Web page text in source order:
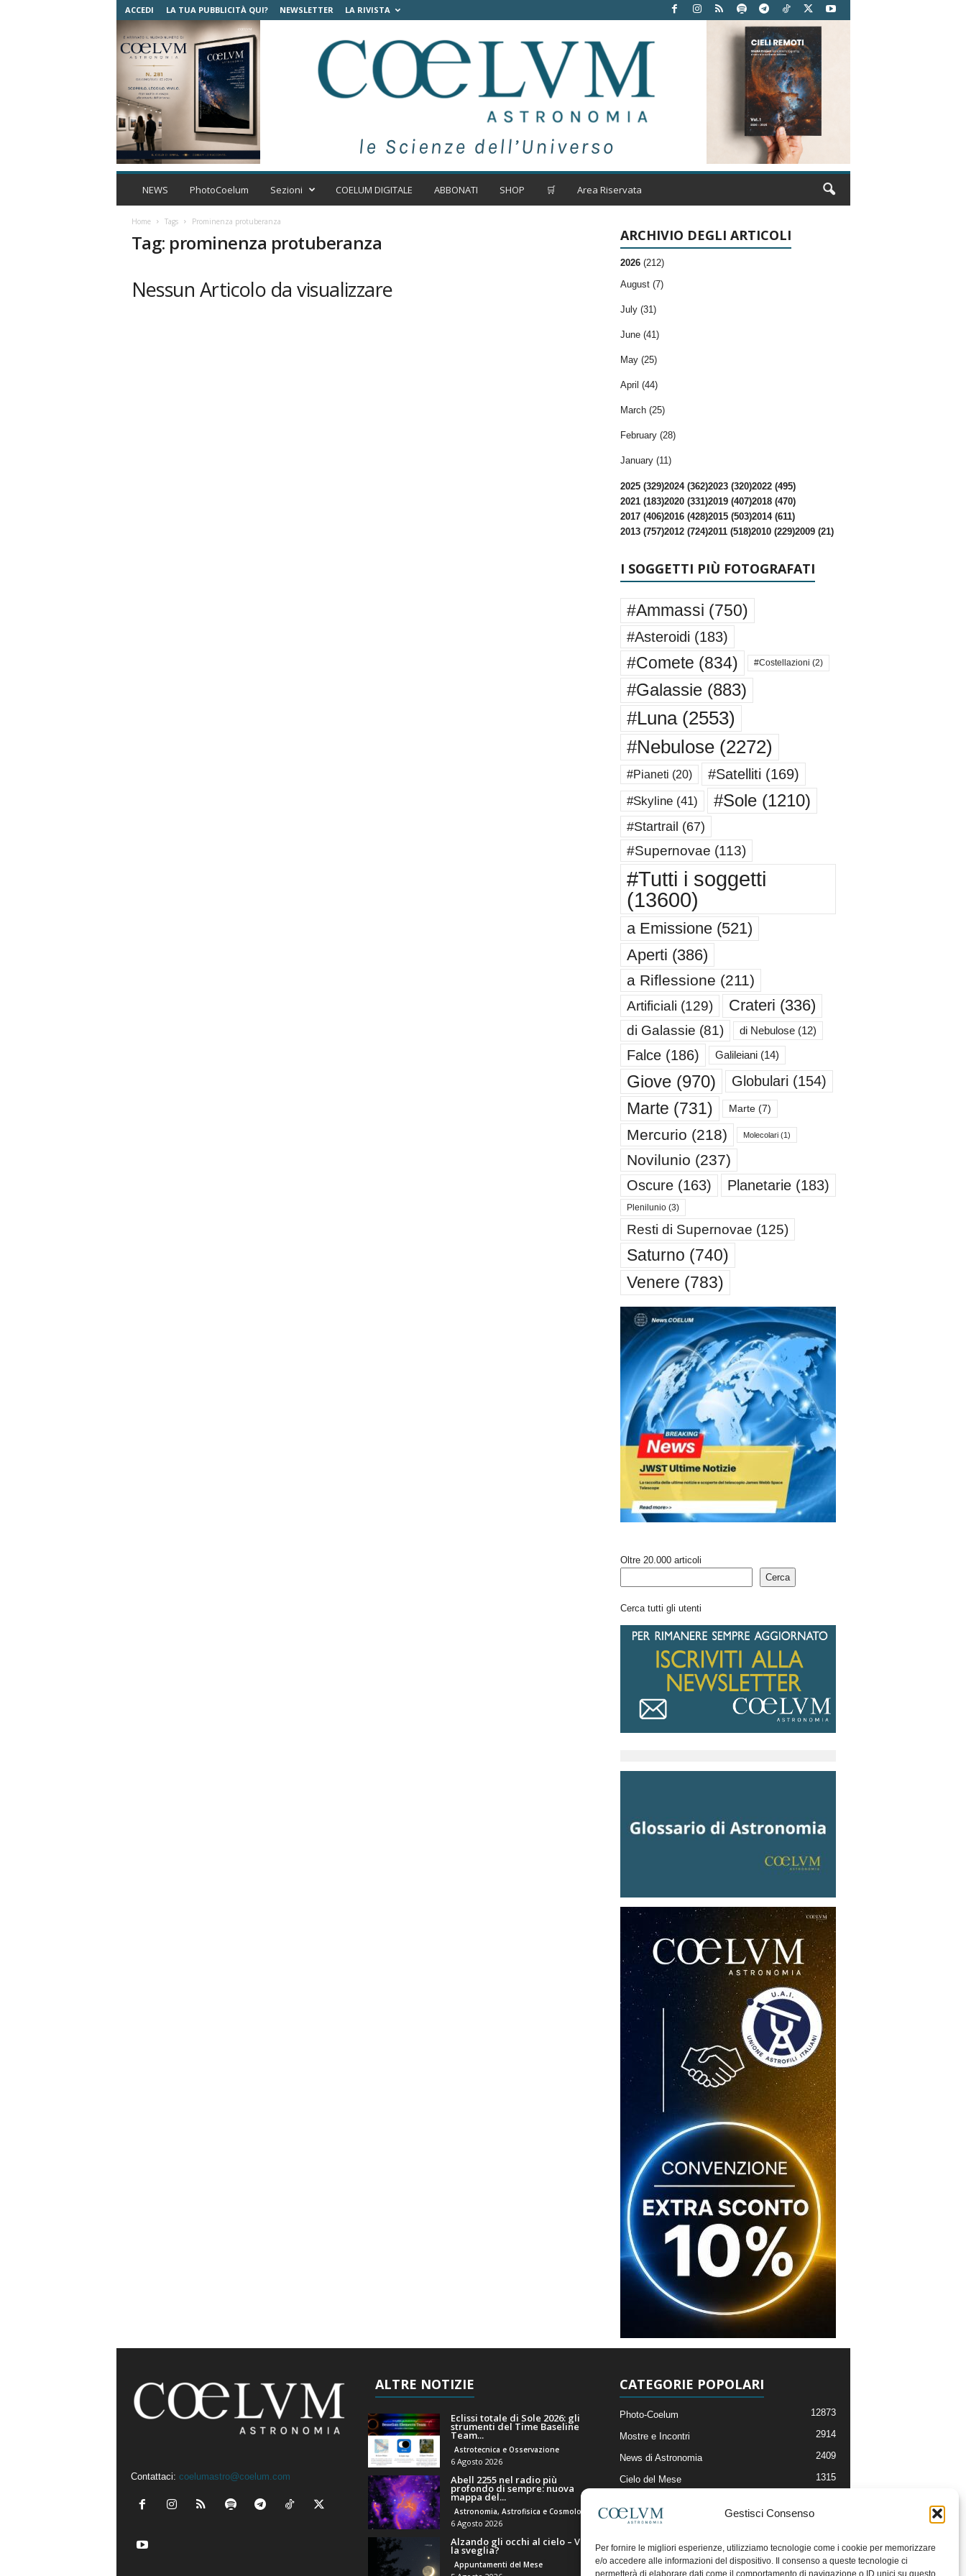
Gestisci Consenso
Per fornire le migliori esperienze, utilizziamo tecnologie come i cookie per memorizzare
e/o accedere alle informazioni del dispositivo. Il consenso a queste tecnologie ci
permetterà di elaborare dati come il comportamento di navigazione o ID unici su questo
ACCEDI LA TUA PUBBLICITÀ QUI? NEWSLETTER LA RIVISTA
C
m
t
NEWS PhotoCoelum Sezioni COELUM DIGITALE ABBONATI SHOP 🛒 Area Riservata
Home Tags Prominenza protuberanza
Tag: prominenza protuberanza
Nessun Articolo da visualizzare
ARCHIVIO DEGLI ARTICOLI
2026 (212)
August (7)
July (31)
June (41)
May (25)
April (44)
March (25)
February (28)
January (11)
2025 (329)2024 (362)2023 (320)2022 (495)
2021 (183)2020 (331)2019 (407)2018 (470)
2017 (406)2016 (428)2015 (503)2014 (611)
2013 (757)2012 (724)2011 (518)2010 (229)2009 (21)
I SOGGETTI PIÙ FOTOGRAFATI
#Ammassi (750)
#Asteroidi (183)
#Comete (834) #Costellazioni (2)
#Galassie(883)
#Luna(2553)
#Nebulose(2272)
#Pianeti (20) #Satelliti (169)
#Skyline(41) #Sole(1210)
#Startrail (67)
#Supernovae (113)
#Tutti i soggetti
(13600)
a Emissione(521)
Aperti (386)
a Riflessione (211)
Artificiali (129) Crateri (336)
di Galassie (81) di Nebulose(12)
Falce(186) Galileiani(14)
Giove(970) Globulari (154)
Marte (731) Marte(7)
Mercurio (218) Molecolari(1)
Novilunio (237)
Oscure(163) Planetarie(183)
Plenilunio(3)
Resti di Supernovae (125)
Saturno (740)
Venere (783)
Oltre 20.000 articoli
Cerca
Cerca tutti gli utenti
Contattaci: coelumastro@coelum.com
ALTRE NOTIZIE
Eclissi totale di Sole 2026: gli
strumenti del Time Baseline
Team...
Astrotecnica e Osservazione
6 Agosto 2026
Abell 2255 nel radio più
profondo di sempre: nuova
mappa del...
Astronomia, Astrofisica e Cosmologia
6 Agosto 2026
Alzando gli occhi al cielo – Vale
la sveglia?
Appuntamenti del Mese
CATEGORIE POPOLARI
Photo-Coelum 12873
Mostre e Incontri 2914
News di Astronomia 2409
Cielo del Mese 1315
Articoli e Risorse On-Line
Il Blog della Redazione